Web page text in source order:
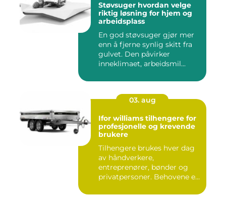
Støvsuger hvordan velge
riktig løsning for hjem og
arbeidsplass
En god støvsuger gjør mer
enn å fjerne synlig skitt fra
gulvet. Den påvirker
inneklimaet, arbeidsmil...
03. aug
Ifor williams tilhengere for
profesjonelle og krevende
brukere
Tilhengere brukes hver dag
av håndverkere,
entreprenører, bønder og
privatpersoner. Behovene er